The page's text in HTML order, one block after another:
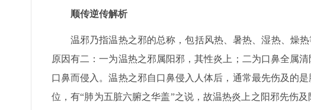
顺传逆传解析
温邪乃指温热之邪的总称，包括风热、暑热、湿热、燥
原因有二：一为温热之邪属阳邪，其性炎上；二为口鼻全属
口鼻而侵入。温热之邪自口鼻侵入人体后，通常最先伤及的
位，有“肺为五脏六腑之华盖”之说，故温热炎上之阳邪先伤